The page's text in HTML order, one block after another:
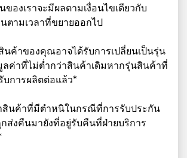
ของเราจะมีผลตามเงื่อนไขเดียวกับ
ตามเวลาที่ขยายออกไป
นค้าของคุณอาจได้รับการเปลี่ยนเป็นรุ่น
ค่าที่ไม่ต่ำกว่าสินค้าเดิมหากรุ่นสินค้าที่
การผลิตต่อแล้ว*
สินค้าที่มีตำหนิในกรณีที่การรับประกัน
กส่งคืนมายังที่อยู่รับคืนที่ฝ่ายบริการ